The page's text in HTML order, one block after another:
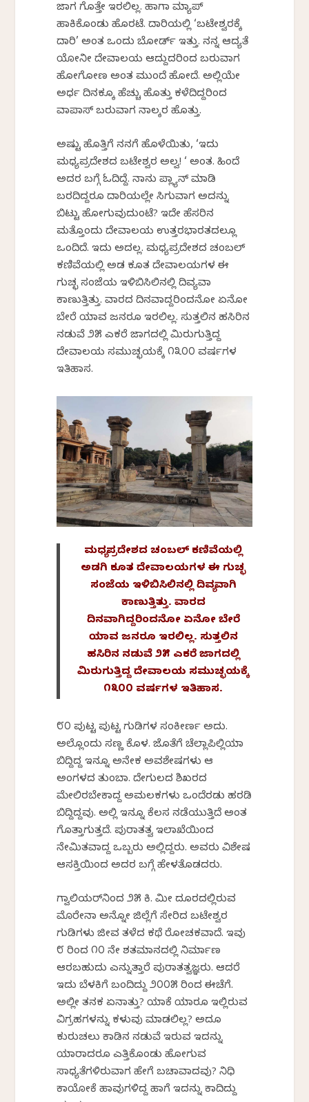
ಜಾಗ ಗೊತ್ತೇ ಇರಲಿಲ್ಲ. ಹಾಗಾಗಿ ಮ್ಯಾಪ್‌
ಹಾಕಿಕೊಂಡು ಹೊರಟೆ. ದಾರಿಯಲ್ಲಿ ‘ಬಟೇಶ್ವರಕ್ಕೆ
ದಾರಿ’ ಅಂತ ಒಂದು ಬೋರ್ಡ್‌ ಇತ್ತು. ನನ್ನ ಆದ್ಯತೆ
ಯೋಗಿನೀ ದೇವಾಲಯ ಆಗಿದ್ದುದರಿಂದ ಬರುವಾಗ
ಹೋಗೋಣ ಅಂತ ಮುಂದೆ ಹೋದೆ. ಅಲ್ಲಿಯೇ
ಅರ್ಧ ದಿನಕ್ಕೂ ಹೆಚ್ಚು ಹೊತ್ತು ಕಳೆದಿದ್ದರಿಂದ
ವಾಪಾಸ್‌ ಬರುವಾಗ ನಾಲ್ಕರ ಹೊತ್ತು.
ಅಷ್ಟು ಹೊತ್ತಿಗೆ ನನಗೆ ಹೊಳೆಯಿತು, ‘ಇದು
ಮಧ್ಯಪ್ರದೇಶದ ಬಟೇಶ್ವರ ಅಲ್ವ! ‘ ಅಂತ. ಹಿಂದೆ
ಅದರ ಬಗ್ಗೆ ಓದಿದ್ದೆ. ನಾನು ಪ್ಲ್ಯಾನ್‌ ಮಾಡಿ
ಬರದಿದ್ದರೂ ದಾರಿಯಲ್ಲೇ ಸಿಗುವಾಗ ಅದನ್ನು
ಬಿಟ್ಟು ಹೋಗುವುದುಂಟೆ? ಇದೇ ಹೆಸರಿನ
ಮತ್ತೊಂದು ದೇವಾಲಯ ಉತ್ತರಭಾರತದಲ್ಲೂ
ಒಂದಿದೆ. ಇದು ಅದಲ್ಲ. ಮಧ್ಯಪ್ರದೇಶದ ಚಂಬಲ್‌
ಕಣಿವೆಯಲ್ಲಿ ಅಡಗಿ ಕೂತ ದೇವಾಲಯಗಳ ಈ
ಗುಚ್ಛ ಸಂಜೆಯ ಇಳಿಬಿಸಿಲಿನಲ್ಲಿ ದಿವ್ಯವಾಗಿ
ಕಾಣುತ್ತಿತ್ತು. ವಾರದ ದಿನವಾಗಿದ್ದರಿಂದನೋ ಏನೋ
ಬೇರೆ ಯಾವ ಜನರೂ ಇರಲಿಲ್ಲ. ಸುತ್ತಲಿನ ಹಸಿರಿನ
ನಡುವೆ ೨೫ ಎಕರೆ ಜಾಗದಲ್ಲಿ ಮಿರುಗುತ್ತಿದ್ದ
ದೇವಾಲಯ ಸಮುಚ್ಛಯಕ್ಕೆ ೧೩೦೦ ವರ್ಷಗಳ
ಇತಿಹಾಸ.
ಮಧ್ಯಪ್ರದೇಶದ ಚಂಬಲ್‌ ಕಣಿವೆಯಲ್ಲಿ
ಅಡಗಿ ಕೂತ ದೇವಾಲಯಗಳ ಈ ಗುಚ್ಛ
ಸಂಜೆಯ ಇಳಿಬಿಸಿಲಿನಲ್ಲಿ ದಿವ್ಯವಾಗಿ
ಕಾಣುತ್ತಿತ್ತು. ವಾರದ
ದಿನವಾಗಿದ್ದರಿಂದನೋ ಏನೋ ಬೇರೆ
ಯಾವ ಜನರೂ ಇರಲಿಲ್ಲ. ಸುತ್ತಲಿನ
ಹಸಿರಿನ ನಡುವೆ ೨೫ ಎಕರೆ ಜಾಗದಲ್ಲಿ
ಮಿರುಗುತ್ತಿದ್ದ ದೇವಾಲಯ ಸಮುಚ್ಛಯಕ್ಕೆ
೧೩೦೦ ವರ್ಷಗಳ ಇತಿಹಾಸ.
೮೦ ಪುಟ್ಟ ಪುಟ್ಟ ಗುಡಿಗಳ ಸಂಕೀರ್ಣ ಅದು.
ಅಲ್ಲೊಂದು ಸಣ್ಣ ಕೊಳ. ಜೊತೆಗೆ ಚೆಲ್ಲಾಪಿಲ್ಲಿಯಾಗಿ
ಬಿದ್ದಿದ್ದ ಇನ್ನೂ ಅನೇಕ ಅವಶೇಷಗಳು ಆ
ಅಂಗಳದ ತುಂಬಾ. ದೇಗುಲದ ಶಿಖರದ
ಮೇಲಿರಬೇಕಾಗಿದ್ದ ಅಮಲಕಗಳು ಒಂದೆರಡು ಹರಡಿ
ಬಿದ್ದಿದ್ದವು. ಅಲ್ಲಿ ಇನ್ನೂ ಕೆಲಸ ನಡೆಯುತ್ತಿದೆ ಅಂತ
ಗೊತ್ತಾಗುತ್ತದೆ. ಪುರಾತತ್ವ ಇಲಾಖೆಯಿಂದ
ನೇಮಿತವಾಗಿದ್ದ ಒಬ್ಬರು ಅಲ್ಲಿದ್ದರು. ಅವರು ವಿಶೇಷ
ಆಸಕ್ತಿಯಿಂದ ಅದರ ಬಗ್ಗೆ ಹೇಳತೊಡಗಿದರು.
ಗ್ವಾಲಿಯರ್‌ನಿಂದ ೨೫ ಕಿ. ಮೀ ದೂರದಲ್ಲಿರುವ
ಮೊರೇನಾ ಅನ್ನೋ ಜಿಲ್ಲೆಗೆ ಸೇರಿದ ಬಟೇಶ್ವರ
ಗುಡಿಗಳು ಜೀವ ತಳೆದ ಕಥೆ ರೋಚಕವಾಗಿದೆ. ಇವು
೮ ರಿಂದ ೧೦ ನೇ ಶತಮಾನದಲ್ಲಿ ನಿರ್ಮಾಣ
ಆಗಿರಬಹುದು ಎನ್ನುತ್ತಾರೆ ಪುರಾತತ್ವಜ್ಞರು. ಆದರೆ
ಇದು ಬೆಳಕಿಗೆ ಬಂದಿದ್ದು ೨೦೦೫ ರಿಂದ ಈಚೆಗೆ.
ಅಲ್ಲೀ ತನಕ ಏನಾಗಿತ್ತು? ಯಾಕೆ ಯಾರೂ ಇಲ್ಲಿರುವ
ವಿಗ್ರಹಗಳನ್ನು ಕಳುವು ಮಾಡಲಿಲ್ಲ? ಅದೂ
ಕುರುಚಲು ಕಾಡಿನ ನಡುವೆ ಇರುವ ಇದನ್ನು
ಯಾರಾದರೂ ಎತ್ತಿಕೊಂಡು ಹೋಗುವ
ಸಾಧ್ಯತೆಗಳಿರುವಾಗ ಹೇಗೆ ಬಚಾವಾದವು? ನಿಧಿ
ಕಾಯೋಕೆ ಹಾವುಗಳಿದ್ದ ಹಾಗೆ ಇದನ್ನು ಕಾದಿದ್ದು